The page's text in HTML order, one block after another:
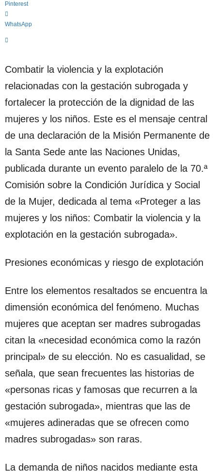
Pinterest
WhatsApp
Combatir la violencia y la explotación
relacionadas con la gestación subrogada y
fortalecer la protección de la dignidad de las
mujeres y los niños. Este es el mensaje central
de una declaración de la Misión Permanente de
la Santa Sede ante las Naciones Unidas,
publicada durante un evento paralelo de la 70.ª
Comisión sobre la Condición Jurídica y Social
de la Mujer, dedicada al tema «Proteger a las
mujeres y los niños: Combatir la violencia y la
explotación en la gestación subrogada».
Presiones económicas y riesgo de explotación
Entre los elementos resaltados se encuentra la
dimensión económica del fenómeno. Muchas
mujeres que aceptan ser madres subrogadas
citan la «necesidad económica como la razón
principal» de su elección. No es casualidad, se
señala, que sean frecuentes las historias de
«personas ricas y famosas que recurren a la
gestación subrogada», mientras que las de
«mujeres adineradas que se ofrecen como
madres subrogadas» son raras.
La demanda de niños nacidos mediante esta